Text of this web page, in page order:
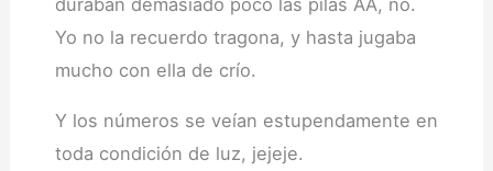
duraban demasiado poco las pilas AA, no.
Yo no la recuerdo tragona, y hasta jugaba
mucho con ella de crío.
Y los números se veían estupendamente en
toda condición de luz, jejeje.